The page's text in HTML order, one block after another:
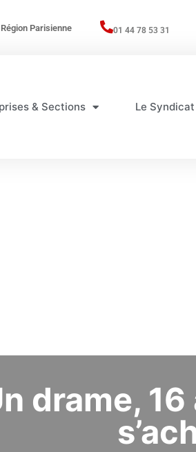
Parisienne 01 44 78 53 31
& Sections Le Syndicat
drame,